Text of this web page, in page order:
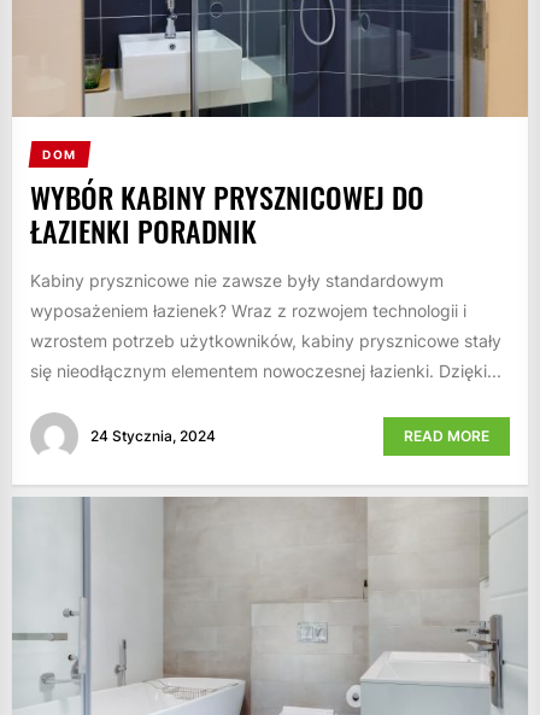
DOM
WYBÓR KABINY PRYSZNICOWEJ DO
ŁAZIENKI PORADNIK
Kabiny prysznicowe nie zawsze były standardowym
wyposażeniem łazienek? Wraz z rozwojem technologii i
wzrostem potrzeb użytkowników, kabiny prysznicowe stały
się nieodłącznym elementem nowoczesnej łazienki. Dzięki...
24 Stycznia, 2024 READ MORE